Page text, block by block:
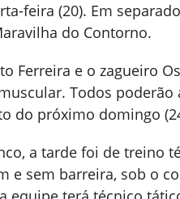
feira (20). Em
do Contorno.
Ferreira e o zagueiro
Todos
do próximo domingo
a tarde foi de treino
e sem barreira, sob o